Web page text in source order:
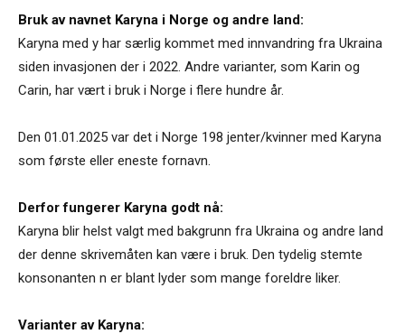
Bruk av navnet Karyna i Norge og andre land:
Karyna med y har særlig kommet med innvandring fra Ukraina
siden invasjonen der i 2022. Andre varianter, som Karin og
Carin, har vært i bruk i Norge i flere hundre år.
Den 01.01.2025 var det i Norge 198 jenter/kvinner med Karyna
som første eller eneste fornavn.
Derfor fungerer Karyna godt nå:
Karyna blir helst valgt med bakgrunn fra Ukraina og andre land
der denne skrivemåten kan være i bruk. Den tydelig stemte
konsonanten n er blant lyder som mange foreldre liker.
Varianter av Karyna: